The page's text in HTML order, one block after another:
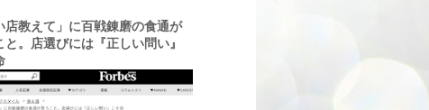
店教えて」に百戦錬磨の食通が
と。店選びには『正しい問い』